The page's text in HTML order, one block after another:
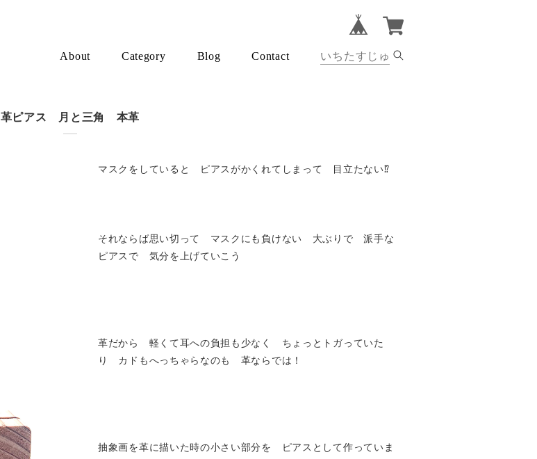
About Category Blog Contact
革ピアス 月と三角 本革
マスクをしていると ピアスがかくれてしまって 目立たない⁉︎
それならば思い切って マスクにも負けない 大ぶりで 派手な
ピアスで 気分を上げていこう
革だから 軽くて耳への負担も少なく ちょっとトガっていた
り カドもへっちゃらなのも 革ならでは！
抽象画を革に描いた時の小さい部分を ピアスとして作っていま